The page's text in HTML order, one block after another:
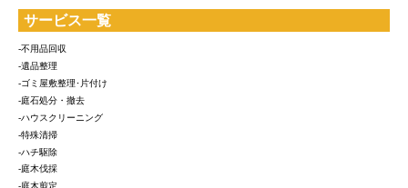
サービス一覧
-不用品回収
-遺品整理
-ゴミ屋敷整理･片付け
-庭石処分・撤去
-ハウスクリーニング
-特殊清掃
-ハチ駆除
-庭木伐採
-庭木剪定